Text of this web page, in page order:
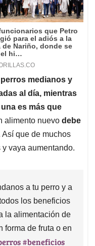
perros medianos y
al día, mientras
es más que
alimento nuevo debe
Así que de muchos
vaya aumentando.
a tu perro y a
los beneficios
la alimentación de
forma de fruta o en
#beneficios